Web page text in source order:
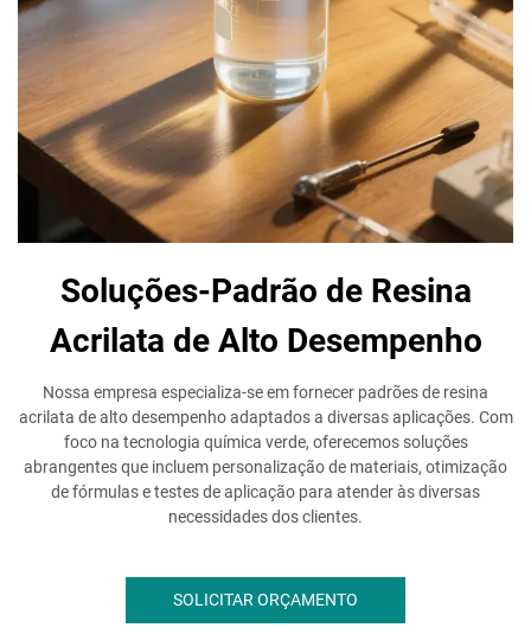
Soluções-Padrão de Resina
Acrilata de Alto Desempenho
Nossa empresa especializa-se em fornecer padrões de resina
acrilata de alto desempenho adaptados a diversas aplicações. Com
foco na tecnologia química verde, oferecemos soluções
abrangentes que incluem personalização de materiais, otimização
de fórmulas e testes de aplicação para atender às diversas
necessidades dos clientes.
SOLICITAR ORÇAMENTO